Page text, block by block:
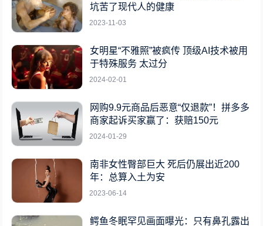
坑苦了现代人的健康
2023-11-03
女明星“不雅照”被疯传 顶级AI技术被用
于特殊服务 太过分
2024-02-01
网购9.9元商品后恶意“仅退款”！拼多多
商家起诉买家赢了：获赔150元
2024-01-29
南非女性臀部巨大 死后仍展出近200
年：总算入土为安
2023-06-14
鳄鱼冬眠罕见画面曝光：只有鼻孔露出